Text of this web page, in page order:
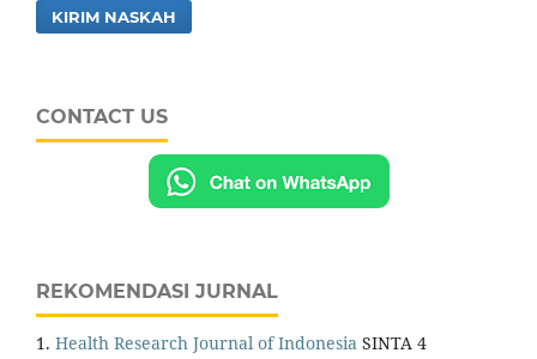
KIRIM NASKAH
CONTACT US
REKOMENDASI JURNAL
1. Health Research Journal of Indonesia SINTA 4